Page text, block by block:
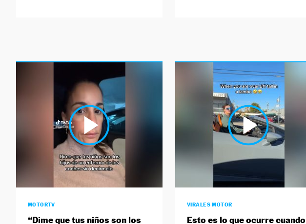
MOTORTV
“Dime que tus niños son los
VIRALES MOTOR
Esto es lo que ocurre cuando